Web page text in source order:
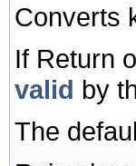
Converts
If Return
valid by
The